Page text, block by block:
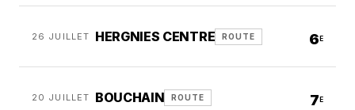
26 JUILLET HERGNIES CENTRE ROUTE 6 E
20 JUILLET BOUCHAIN ROUTE 7 E